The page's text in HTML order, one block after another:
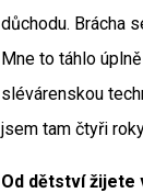
důchodu. Brácha
Mne to táhlo
slévárenskou
jsem tam čtyři
Od dětství žijete